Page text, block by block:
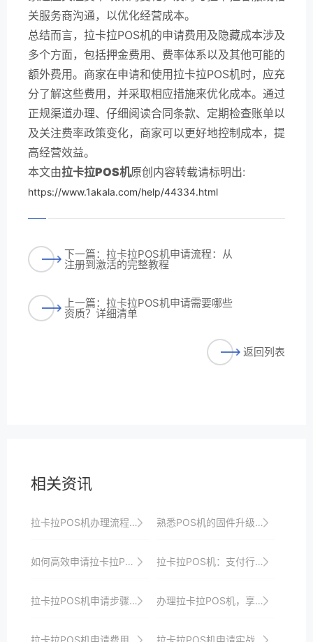
关服务商沟通，以优化经营成本。
总结而言，拉卡拉POS机的申请费用及隐藏成本涉及
多个方面，包括押金费用、费率体系以及其他可能的
额外费用。商家在申请和使用拉卡拉POS机时，应充
分了解这些费用，并采取相应措施来优化成本。通过
正规渠道办理、仔细阅读合同条款、定期检查账单以
及关注费率政策变化，商家可以更好地控制成本，提
高经营效益。
本文由拉卡拉POS机原创内容转载请标明出:
https://www.1akala.com/help/44334.html
下一篇：拉卡拉POS机申请流程：从
注册到激活的完整教程
上一篇：拉卡拉POS机申请需要哪些
资质？详细清单
返回列表
相关资讯
拉卡拉POS机办理流程详解：轻松上手，收银无忧 熟悉POS机的固件升级流程，以便获取新功能。
如何高效申请拉卡拉POS机？专业指南来了 拉卡拉POS机：支付行业的领军品牌
拉卡拉POS机申请步骤：新手必看的操作指南 办理拉卡拉POS机，享受便捷高效的收银体验、一站式解决方案、优惠政策与全方位安全保障
拉卡拉POS机申请费用及优惠政策全解析 拉卡拉POS机申请实战技巧：如何避免常见错误